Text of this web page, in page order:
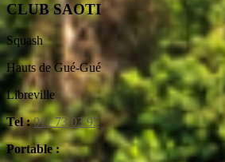
CLUB SAOTI
Squash
Hauts de Gué-Gué
Libreville
Tel :011 73 03 95
Portable :